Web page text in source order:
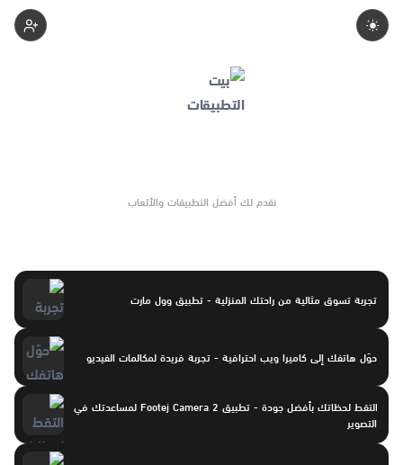
نقدم لك أفضل التطبيقات والألعاب
تجربة تسوق مثالية من راحتك المنزلية - تطبيق وول مارت
حوّل هاتفك إلى كاميرا ويب احترافية - تجربة فريدة لمكالمات الفيديو
التقط لحظاتك بأفضل جودة - تطبيق Footej Camera 2 لمساعدتك في
التصوير